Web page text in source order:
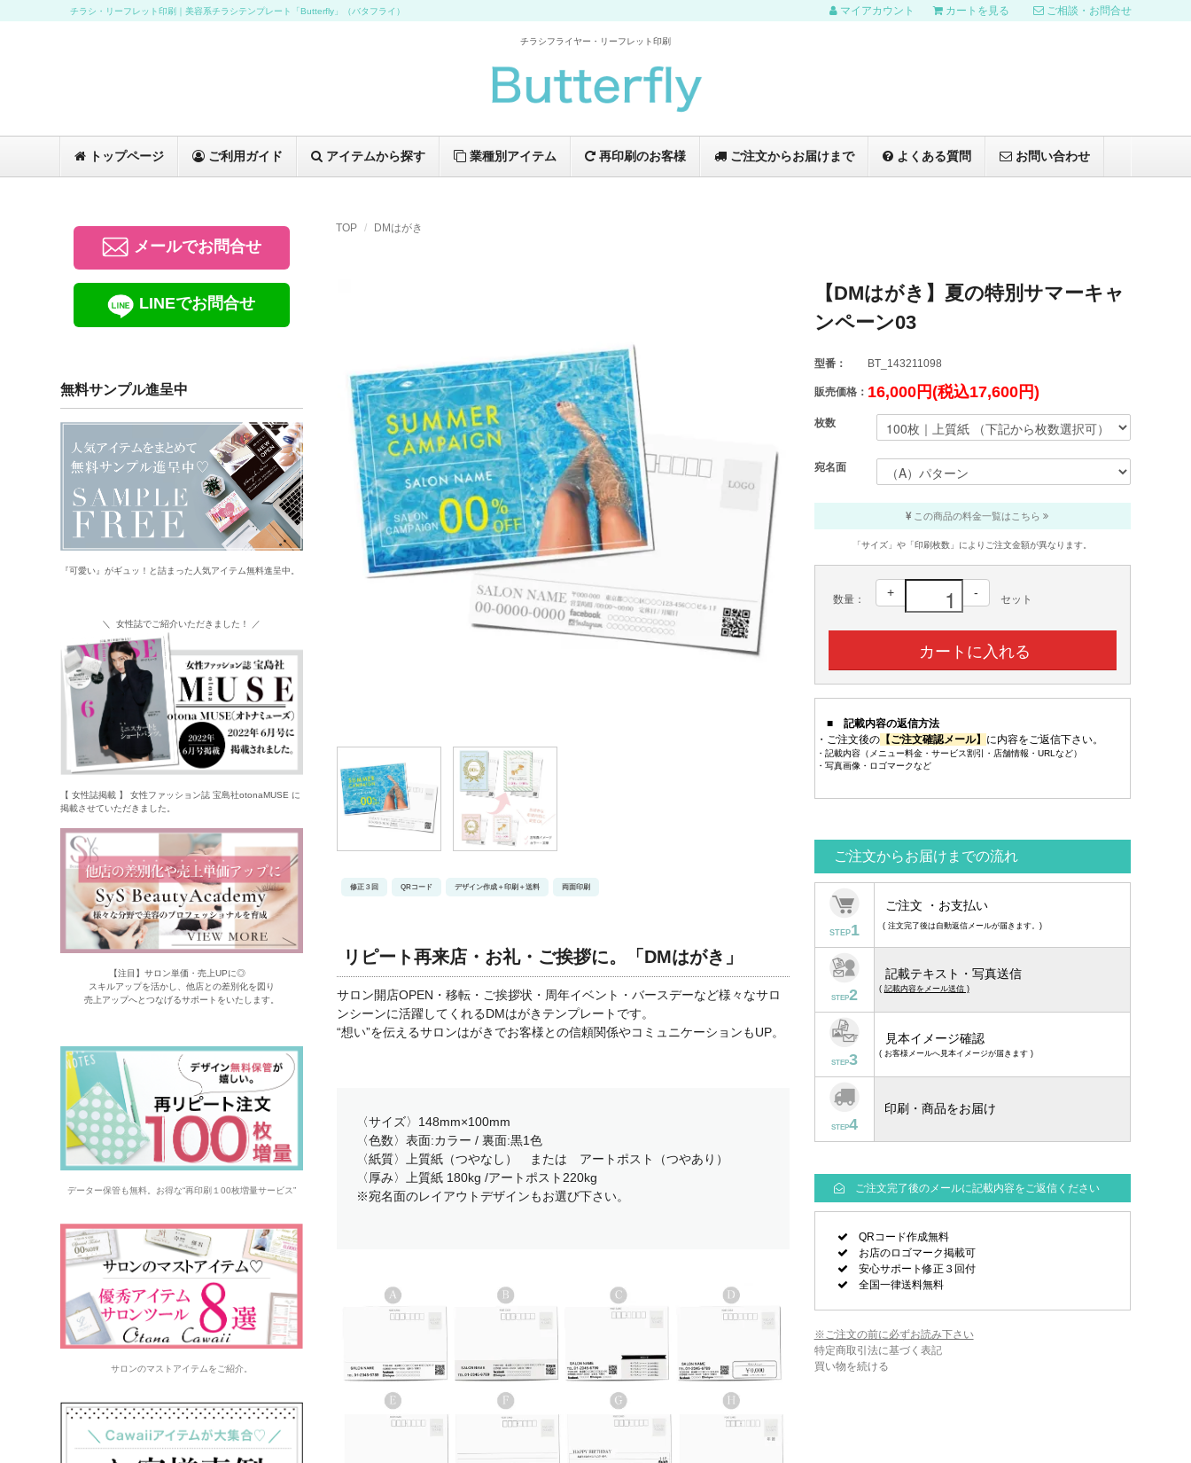
チラシ・リーフレット印刷｜美容系チラシテンプレート「Butterfly」（バタフライ） マイアカウント カートを見る ご相談・お問合せ
チラシフライヤー・リーフレット印刷
トップページ ご利用ガイド アイテムから探す 業種別アイテム 再印刷のお客様 ご注文からお届けまで よくある質問 お問い合わせ
TOP DMはがき
修正３回 QRコード デザイン作成＋印刷＋送料 両面印刷
リピート再来店・お礼・ご挨拶に。「DMはがき」
サロン開店OPEN・移転・ご挨拶状・周年イベント・バースデーなど様々なサロ
ンシーンに活躍してくれるDMはがきテンプレートです。
“想い”を伝えるサロンはがきでお客様との信頼関係やコミュニケーションもUP。
〈サイズ〉148mm×100mm
〈色数〉表面:カラー / 裏面:黒1色
〈紙質〉上質紙（つやなし） または アートポスト（つやあり）
〈厚み〉上質紙 180kg /アートポスト220kg
※宛名面のレイアウトデザインもお選び下さい。
【DMはがき】夏の特別サマーキャ
ンペーン03
型番： BT_143211098
販売価格： 16,000円(税込17,600円)
枚数
宛名面
この商品の料金一覧はこちら
「サイズ」や「印刷枚数」によりご注文金額が異なります。
数量：
+ -
セット
■ 記載内容の返信方法
・ご注文後の【ご注文確認メール】 に内容をご返信下さい。
・記載内容（メニュー料金・サービス割引・店舗情報・URLなど）
・写真画像・ロゴマークなど
ご注文からお届けまでの流れ
STEP1
ご注文 ・お支払い
( 注文完了後は自動返信メールが届きます。)
STEP2
記載テキスト・写真送信
( 記載内容をメール送信 )
STEP3
見本イメージ確認
( お客様メールへ見本イメージが届きます )
STEP4
印刷・商品をお届け
ご注文完了後のメールに記載内容をご返信ください
QRコード作成無料
お店のロゴマーク掲載可
安心サポート修正３回付
全国一律送料無料
※ご注文の前に必ずお読み下さい
特定商取引法に基づく表記
買い物を続ける
メールでお問合せ
LINEでお問合せ
無料サンプル進呈中
『可愛い』がギュッ！と詰まった人気アイテム無料進呈中。
＼ 女性誌でご紹介いただきました！ ／
【 女性誌掲載 】 女性ファッション誌 宝島社otonaMUSE に
掲載させていただきました。
【注目】サロン単価・売上UPに◎
スキルアップを活かし、他店との差別化を図り
売上アップへとつなげるサポートをいたします。
データー保管も無料。お得な“再印刷１00枚増量サービス”
サロンのマストアイテムをご紹介。